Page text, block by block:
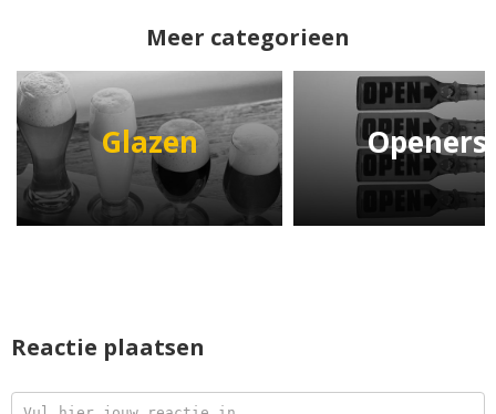
Meer categorieen
Glazen Openers
Reactie plaatsen